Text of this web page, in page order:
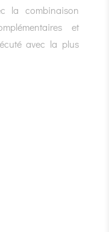
la combinaison
et
avec la plus